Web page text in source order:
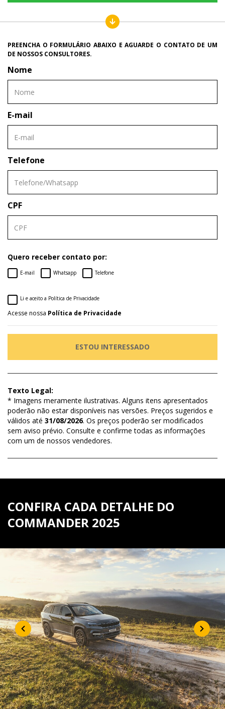
PREENCHA O FORMULÁRIO ABAIXO E AGUARDE O CONTATO DE UM
DE NOSSOS CONSULTORES.
Nome
E-mail
Telefone
CPF
Quero receber contato por:
E-mail Whatsapp Telefone
Li e aceito a Política de Privacidade
Acesse nossa Política de Privacidade
ESTOU INTERESSADO
Texto Legal:
* Imagens meramente ilustrativas. Alguns itens apresentados
poderão não estar disponíveis nas versões. Preços sugeridos e
válidos até 31/08/2026. Os preços poderão ser modificados
sem aviso prévio. Consulte e confirme todas as informações
com um de nossos vendedores.
CONFIRA CADA DETALHE DO
COMMANDER 2025